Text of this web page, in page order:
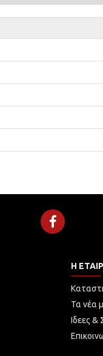
Η
Τα νέα
Ιδεες &